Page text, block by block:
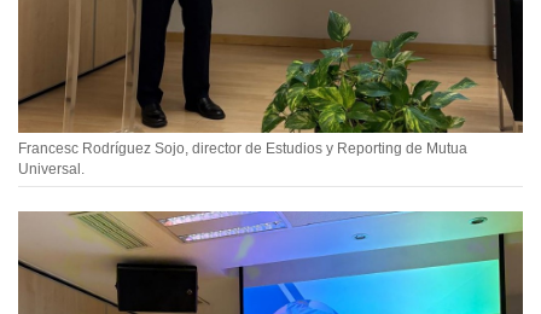
Francesc Rodríguez Sojo, director de Estudios y Reporting de Mutua
Universal.